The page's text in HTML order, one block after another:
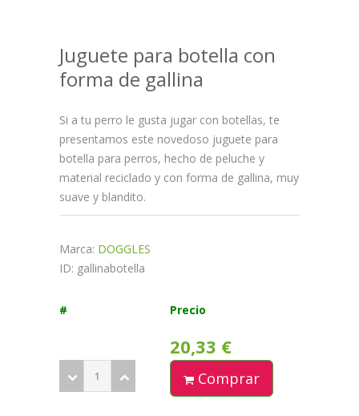
Juguete para botella con
forma de gallina
Si a tu perro le gusta jugar con botellas, te
presentamos este novedoso juguete para
botella para perros, hecho de peluche y
material reciclado y con forma de gallina, muy
suave y blandito.
Marca: DOGGLES
ID: gallinabotella
# Precio
20,33 €
Comprar